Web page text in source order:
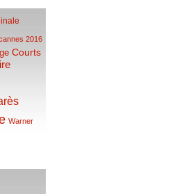
2016
Courts
Warner